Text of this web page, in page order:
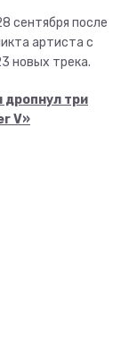
сентября после
артиста с
новых трека.
дропнул три
V»